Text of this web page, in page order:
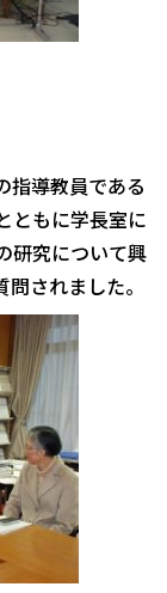
指導教員である
ともに学長室に
研究について興
されました。